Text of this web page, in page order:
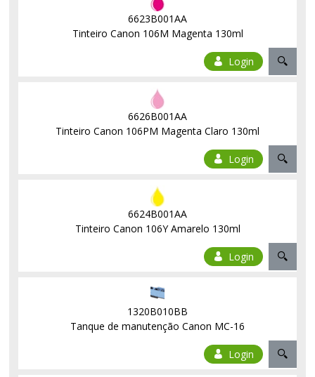
6623B001AA
Tinteiro Canon 106M Magenta 130ml
Login
6626B001AA
Tinteiro Canon 106PM Magenta Claro 130ml
Login
6624B001AA
Tinteiro Canon 106Y Amarelo 130ml
Login
1320B010BB
Tanque de manutenção Canon MC-16
Login